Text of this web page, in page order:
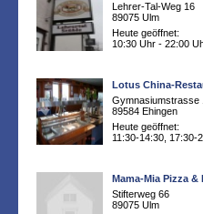
Lehrer-Tal-Weg 16
89075 Ulm
Heute geöffnet:
10:30 Uhr - 22:00
Lotus China-
Gymnasiumstrasse
89584 Ehingen
Heute geöffnet:
11:30-14:30, 17:30-
Mama-Mia Pizza &
Stifterweg 66
89075 Ulm